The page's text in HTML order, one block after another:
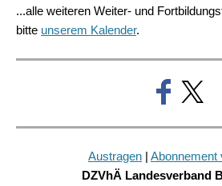
...alle weiteren Weiter- und
bitte unserem Kalender.
Austragen | Abonnement
DZVhÄ Landesverband